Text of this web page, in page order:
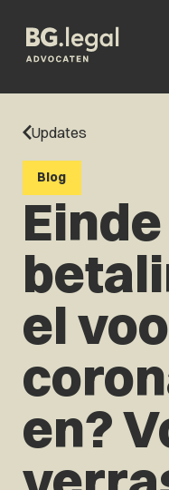
Updates
Blog
Einde
el
en?